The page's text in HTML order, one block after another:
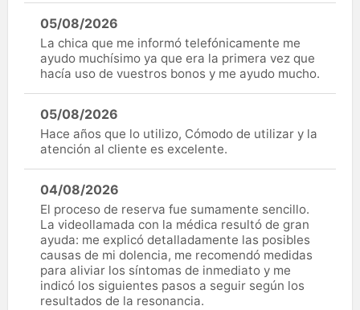
05/08/2026
La chica que me informó telefónicamente me
ayudo muchísimo ya que era la primera vez que
hacía uso de vuestros bonos y me ayudo mucho.
05/08/2026
Hace años que lo utilizo, Cómodo de utilizar y la
atención al cliente es excelente.
04/08/2026
El proceso de reserva fue sumamente sencillo.
La videollamada con la médica resultó de gran
ayuda: me explicó detalladamente las posibles
causas de mi dolencia, me recomendó medidas
para aliviar los síntomas de inmediato y me
indicó los siguientes pasos a seguir según los
resultados de la resonancia.